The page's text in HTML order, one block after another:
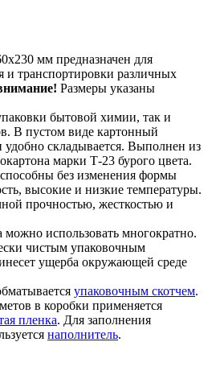
мм предназначен для
и транспортировки различных
Размеры указаны
бытовой химии, так и
В пустом виде картонный
удобно складывается. Выполнен из
марки Т-23 бурого цвета.
без изменения формы
высокие и низкие температуры.
прочностью, жесткостью и
можно использовать многократно.
чистым упаковочным
ущерба окружающей среде
упаковочным скотчем.
в коробки применяется
пленка. Для заполнения
наполнитель.